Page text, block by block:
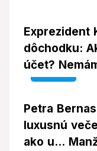
Exprezident
dôchodku:
účet?
Video
Petra
luxusnú
ako u...